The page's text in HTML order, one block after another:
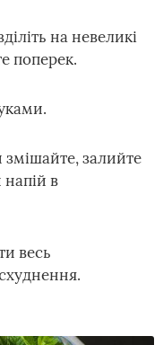
на невеликі
поперек.
змішайте, залийте
в
весь